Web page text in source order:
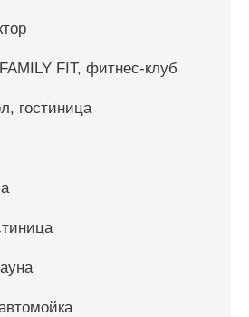
FIT, фитнес-клуб
гостиница